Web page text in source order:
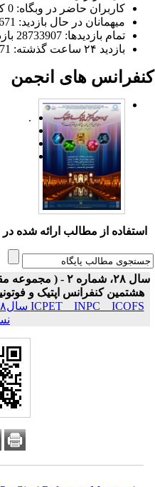
کاربران حاضر در وبگاه: 0 کاربر
میهمانان در حال بازدید: 2671 کاربر
تمام بازدید‌ها: 28733907 بازدید
بازدید ۲۴ ساعت گذشته: 44771 بازدید
های انجمن
.
استفاده از مطالب ارائه شده در
سال ۲۸، شماره ۲ - (
هشتمین کنفرانس اپتیک و فوتونیک
ICPET _ INPC _ ICOFS سال۲۸ صفحات ۹-۶